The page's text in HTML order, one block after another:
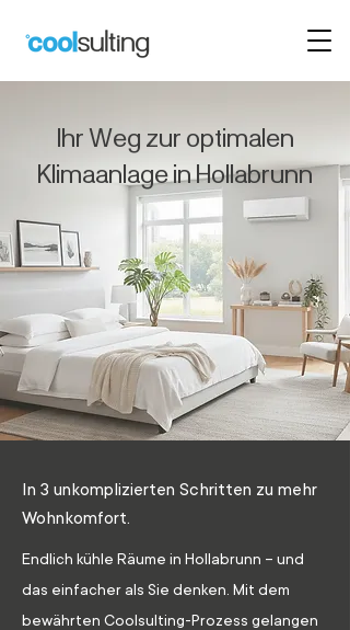
Ihr Weg zur optimalen
Klimaanlage in Hollabrunn
In 3 unkomplizierten Schritten zu mehr
Wohnkomfort.
Endlich kühle Räume in Hollabrunn – und
das einfacher als Sie denken. Mit dem
bewährten Coolsulting-Prozess gelangen